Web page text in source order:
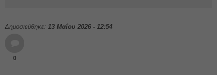
Δημοσιεύθηκε: 13 Μαΐου 2026 - 12:54
0